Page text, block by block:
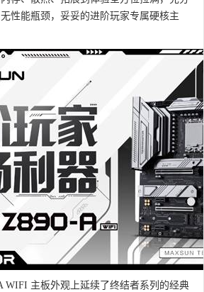
性能瓶颈，妥妥的进阶玩家专属硬核主
WIFI 主板外观上延续了终结者系列的经典